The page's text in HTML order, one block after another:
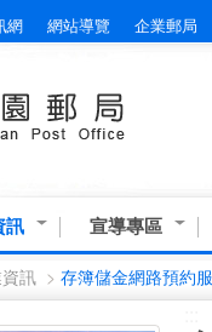
網 網站導覽 企業郵局
訊 宣導專區
訊 > 存簿儲金網路預約